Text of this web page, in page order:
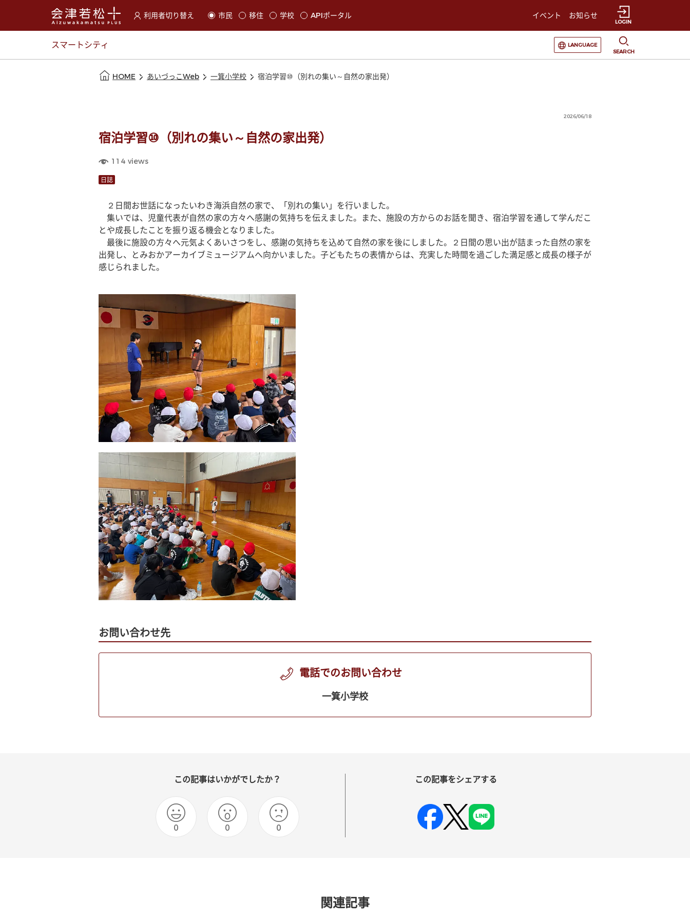
利用者切り替え
選択すると利用者の切替が発生します
市民 移住 学校 APIポータル イベント お知らせ
LOGIN
スマートシティ
選択すると言語の切替が発生します
LANGUAGE
SEARCH
HOME あいづっこWeb 一箕小学校 宿泊学習⑩（別れの集い～自然の家出発）
2026/06/18
宿泊学習⑩（別れの集い～自然の家出発）
114 views
日誌
２日間お世話になったいわき海浜自然の家で、「別れの集い」を行いました。
集いでは、児童代表が自然の家の方々へ感謝の気持ちを伝えました。また、施設の方からのお話を聞き、宿泊学習を通して学んだこ
とや成長したことを振り返る機会となりました。
最後に施設の方々へ元気よくあいさつをし、感謝の気持ちを込めて自然の家を後にしました。２日間の思い出が詰まった自然の家を
出発し、とみおかアーカイブミュージアムへ向かいました。子どもたちの表情からは、充実した時間を過ごした満足感と成長の様子が
感じられました。
お問い合わせ先
電話でのお問い合わせ
一箕小学校
この記事はいかがでしたか？
0 0 0
この記事をシェアする
関連記事